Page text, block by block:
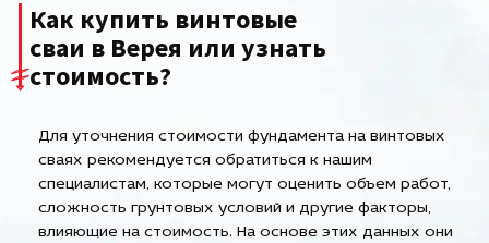
Как купить винтовые
сваи в Верея или узнать
стоимость?
Для уточнения стоимости фундамента на винтовых
сваях рекомендуется обратиться к нашим
специалистам, которые могут оценить объем работ,
сложность грунтовых условий и другие факторы,
влияющие на стоимость. На основе этих данных они